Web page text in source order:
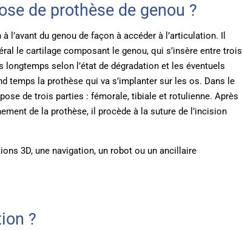
de prothèse de genou ?
du genou de façon à accéder à l’articulation. Il
le cartilage composant le genou, qui s’insère entre trois
selon l’état de dégradation et les éventuels
temps la prothèse qui va s’implanter sur les os. Dans le
de trois parties : fémorale, tibiale et rotulienne. Après
de la prothèse, il procède à la suture de l’incision
3D, une navigation, un robot ou un ancillaire
?